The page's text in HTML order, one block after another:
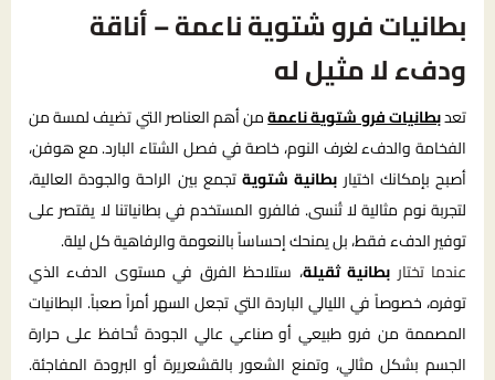
بطانيات فرو شتوية ناعمة – أناقة
ودفء لا مثيل له
تعدبطانيات فرو شتوية ناعمةمن أهم العناصر التي تضيف لمسة من
الفخامة والدفء لغرف النوم، خاصة في فصل الشتاء البارد. مع هوفن،
أصبح بإمكانك اختيار بطانية شتويةتجمع بين الراحة والجودة العالية،
لتجربة نوم مثالية لا تُنسى. فالفرو المستخدم في بطانياتنا لا يقتصر على
توفير الدفء فقط، بل يمنحك إحساساً بالنعومة والرفاهية كل ليلة.
عندما تختار بطانية ثقيلة، ستلاحظ الفرق في مستوى الدفء الذي
توفره، خصوصاً في الليالي الباردة التي تجعل السهر أمراً صعباً. البطانيات
المصممة من فرو طبيعي أو صناعي عالي الجودة تُحافظ على حرارة
الجسم بشكل مثالي، وتمنع الشعور بالقشعريرة أو البرودة المفاجئة.